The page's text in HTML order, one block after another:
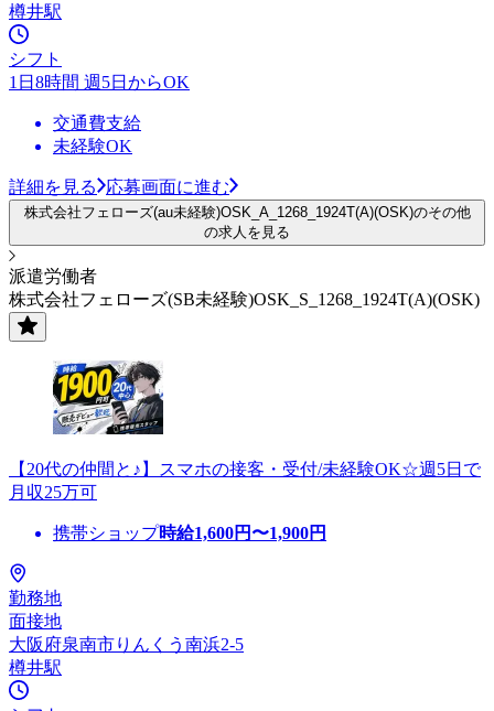
樽井駅
シフト
1日8時間 週5日からOK
交通費支給
未経験OK
詳細を見る 応募画面に進む
株式会社フェローズ(au未経験)OSK_A_1268_1924T(A)(OSK)のその他
の求人を見る
派遣労働者
株式会社フェローズ(SB未経験)OSK_S_1268_1924T(A)(OSK)
【20代の仲間と♪】スマホの接客・受付/未経験OK☆週5日で
月収25万可
携帯ショップ時給1,600円〜1,900円
勤務地
面接地
大阪府泉南市りんくう南浜2-5
樽井駅